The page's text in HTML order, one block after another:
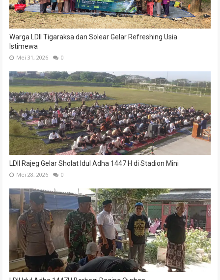
Warga LDII Tigaraksa dan Solear Gelar Refreshing Usia
Istimewa
Mei 31, 2026 0
LDII Rajeg Gelar Sholat Idul Adha 1447 H di Stadion Mini
Mei 28, 2026 0